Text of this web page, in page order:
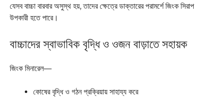
যেসব বাচ্চা বারবার অসুস্থ হয়, তাদের ক্ষেত্রে ডাক্তারের পরামর্শে জিংক সিরাপ
উপকারী হতে পারে।
বাচ্চাদের স্বাভাবিক বৃদ্ধি ও ওজন বাড়াতে সহায়ক
জিংক মিনারেল—
কোষের বৃদ্ধি ও গঠন প্রক্রিয়ায় সাহায্য করে